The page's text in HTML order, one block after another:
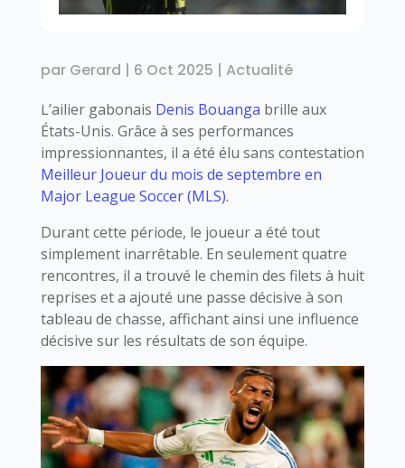
par Gerard | 6 Oct 2025 | Actualité
L’ailier gabonais Denis Bouanga brille aux
États-Unis. Grâce à ses performances
impressionnantes, il a été élu sans contestation
Meilleur Joueur du mois de septembre en
Major League Soccer (MLS).
Durant cette période, le joueur a été tout
simplement inarrêtable. En seulement quatre
rencontres, il a trouvé le chemin des filets à huit
reprises et a ajouté une passe décisive à son
tableau de chasse, affichant ainsi une influence
décisive sur les résultats de son équipe.